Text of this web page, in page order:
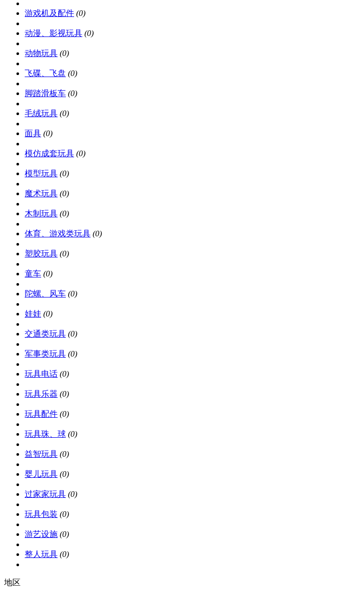
游戏机及配件 (0)
动漫、影视玩具 (0)
动物玩具 (0)
飞碟、飞盘 (0)
脚踏滑板车 (0)
毛绒玩具 (0)
面具 (0)
模仿成套玩具 (0)
模型玩具 (0)
魔术玩具 (0)
木制玩具 (0)
体育、游戏类玩具 (0)
塑胶玩具 (0)
童车 (0)
陀螺、风车 (0)
娃娃 (0)
交通类玩具 (0)
军事类玩具 (0)
玩具电话 (0)
玩具乐器 (0)
玩具配件 (0)
玩具珠、球 (0)
益智玩具 (0)
婴儿玩具 (0)
过家家玩具 (0)
玩具包装 (0)
游艺设施 (0)
整人玩具 (0)
地区